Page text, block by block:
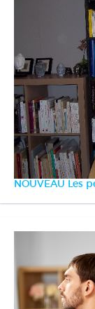
NOUVEAU Les